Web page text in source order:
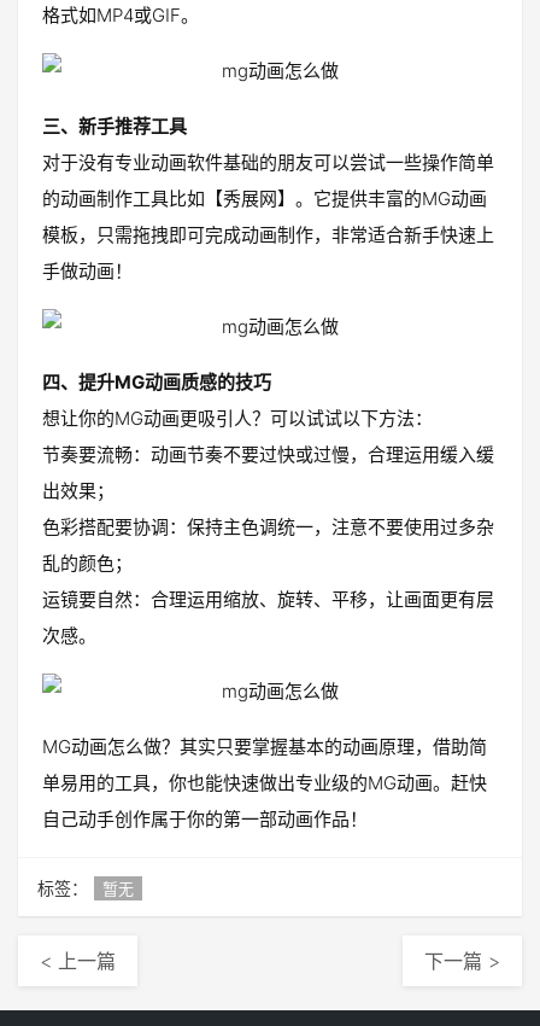
格式如MP4或GIF。
三、新手推荐工具
对于没有专业动画软件基础的朋友可以尝试一些操作简单
的动画制作工具比如【秀展网】。它提供丰富的MG动画
模板，只需拖拽即可完成动画制作，非常适合新手快速上
手做动画！
四、提升MG动画质感的技巧
想让你的MG动画更吸引人？可以试试以下方法：
节奏要流畅：动画节奏不要过快或过慢，合理运用缓入缓
出效果；
色彩搭配要协调：保持主色调统一，注意不要使用过多杂
乱的颜色；
运镜要自然：合理运用缩放、旋转、平移，让画面更有层
次感。
MG动画怎么做？其实只要掌握基本的动画原理，借助简
单易用的工具，你也能快速做出专业级的MG动画。赶快
自己动手创作属于你的第一部动画作品！
标签： 暂无
< 上一篇 下一篇 >